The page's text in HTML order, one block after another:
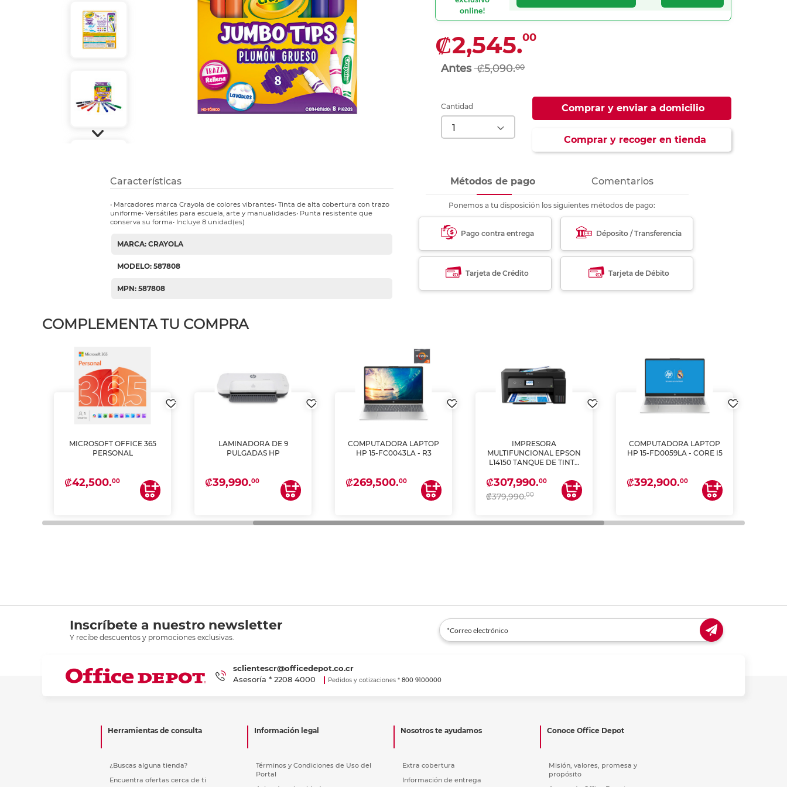
Ver más
Ver más
Ver más
Etiquetas inkjet y láser
Refuerzos para carpeta
Ver más
Ver más
Ver más
Ver más
online!
₡2,545.00
₡5,090.00
Cantidad Comprar y enviar a domicilio
Comprar y recoger en tienda
Características
• Marcadores marca Crayola de colores vibrantes• Tinta de alta cobertura con trazo
uniforme• Versátiles para escuela, arte y manualidades• Punta resistente que
conserva su forma• Incluye 8 unidad(es)
MARCA: CRAYOLA
MODELO: 587808
MPN: 587808
Métodos de pago Comentarios
Ponemos a tu disposición los siguientes métodos de pago:
Pago contra entrega Déposito / Transferencia
Tarjeta de Crédito Tarjeta de Débito
COMPLEMENTA TU COMPRA
MICROSOFT OFFICE 365
PERSONAL
₡42,500.00
LAMINADORA DE 9
PULGADAS HP
₡39,990.00
COMPUTADORA LAPTOP
HP 15-FC0043LA - R3
₡269,500.00
IMPRESORA
MULTIFUNCIONAL EPSON
L14150 TANQUE DE TINTA
ESCANEA)
₡307,990.00
₡379,990.00
COMPUTADORA LAPTOP
HP 15-FD0059LA - CORE I5
₡392,900.00
Inscríbete a nuestro newsletter
Y recibe descuentos y promociones exclusivas.
sclientescr@officedepot.co.cr
Asesoría * 2208 4000 Pedidos y cotizaciones * 800 9100000
Herramientas de consulta
¿Buscas alguna tienda?
Encuentra ofertas cerca de ti
Información legal
Términos y Condiciones de Uso del
Portal
Nosotros te ayudamos
Extra cobertura
Información de entrega
Conoce Office Depot
Misión, valores, promesa y
propósito